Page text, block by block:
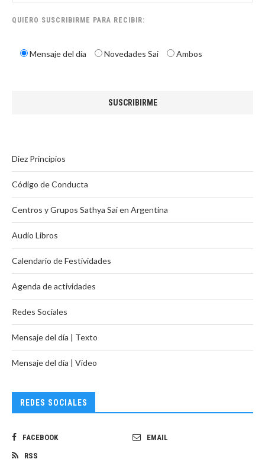
QUIERO SUSCRIBIRME PARA RECIBIR:
Mensaje del día Novedades Sai Ambos
Diez Principios
Código de Conducta
Centros y Grupos Sathya Sai en Argentina
Audio Libros
Calendario de Festividades
Agenda de actividades
Redes Sociales
Mensaje del día | Texto
Mensaje del día | Video
REDES SOCIALES
FACEBOOK EMAIL
RSS